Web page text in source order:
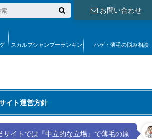
お問い合わせ
スカルプシャンプーランキン ハゲ・薄毛の悩み相談
イト運営方針
サイトでは『中立的な立場』で薄毛の原